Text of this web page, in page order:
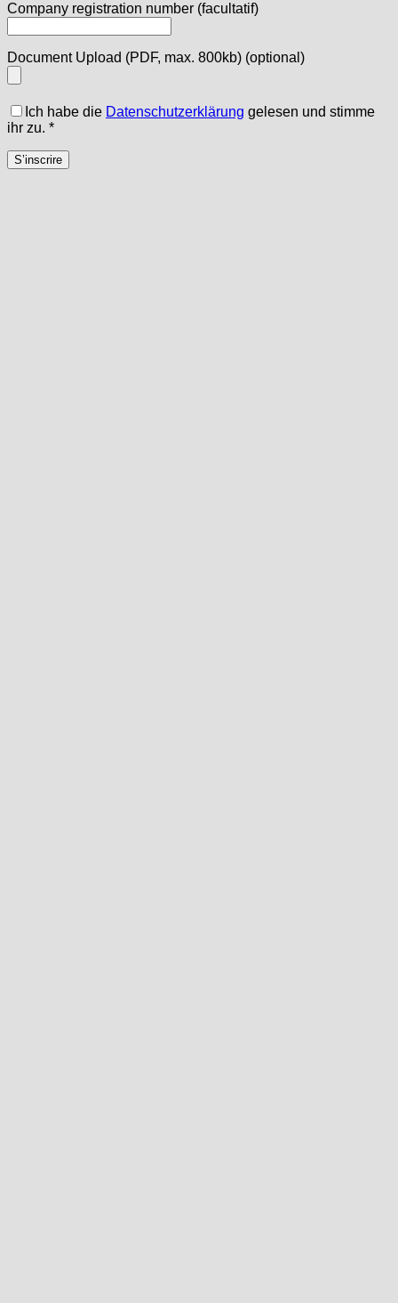
Company registration number (facultatif)
Document Upload (PDF, max. 800kb) (optional)
Ich habe die Datenschutzerklärung gelesen und stimme
ihr zu. *
S’inscrire